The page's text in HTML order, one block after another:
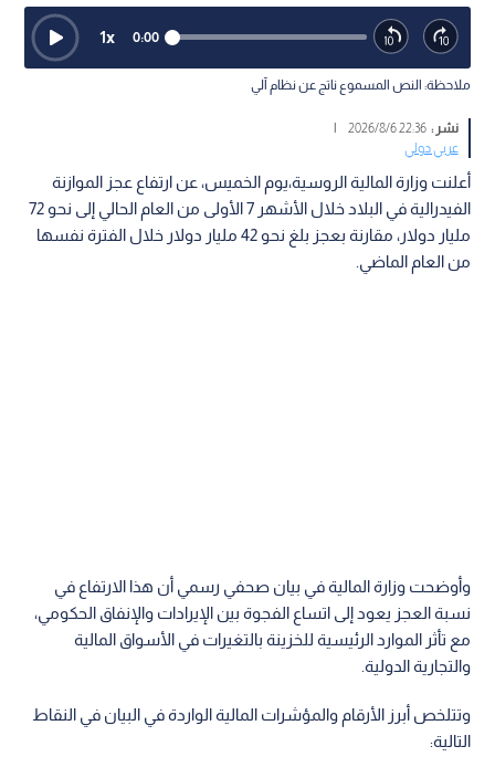
0:00
1x
ملاحظة: النص المسموع ناتج عن نظام آلي
نشر :22:36 2026/8/6
|
عربي دولي
أعلنت وزارة المالية الروسية،يوم الخميس، عن ارتفاع عجز الموازنة
الفيدرالية في البلاد خلال الأشهر 7 الأولى من العام الحالي إلى نحو 72
مليار دولار، مقارنة بعجز بلغ نحو 42 مليار دولار خلال الفترة نفسها
من العام الماضي.
وأوضحت وزارة المالية في بيان صحفي رسمي أن هذا الارتفاع في
نسبة العجز يعود إلى اتساع الفجوة بين الإيرادات والإنفاق الحكومي،
مع تأثر الموارد الرئيسية للخزينة بالتغيرات في الأسواق المالية
والتجارية الدولية.
وتتلخص أبرز الأرقام والمؤشرات المالية الواردة في البيان في النقاط
التالية: